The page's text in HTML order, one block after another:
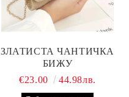
ЗЛАТИСТА ЧАНТИЧКА
БИЖУ
€23.00
44.98лв.